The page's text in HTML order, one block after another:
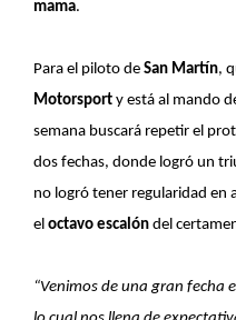
mama.
Para el piloto de San Martín,
Motorsport y está al mando
semana buscará repetir el
dos fechas, donde logró un
no logró tener regularidad en
el octavo escalón del
“Venimos de una gran fecha